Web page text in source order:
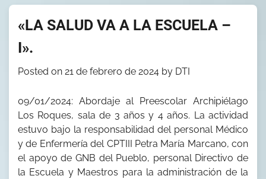
«LA SALUD VA A LA ESCUELA –
I».
Posted on 21 de febrero de 2024 by DTI
09/01/2024: Abordaje al Preescolar Archipiélago
Los Roques, sala de 3 años y 4 años. La actividad
estuvo bajo la responsabilidad del personal Médico
y de Enfermería del CPTIII Petra María Marcano, con
el apoyo de GNB del Pueblo, personal Directivo de
la Escuela y Maestros para la administración de la